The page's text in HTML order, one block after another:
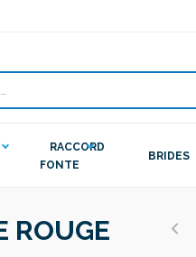
RACCORD
FONTE
BRIDES
ROUGE